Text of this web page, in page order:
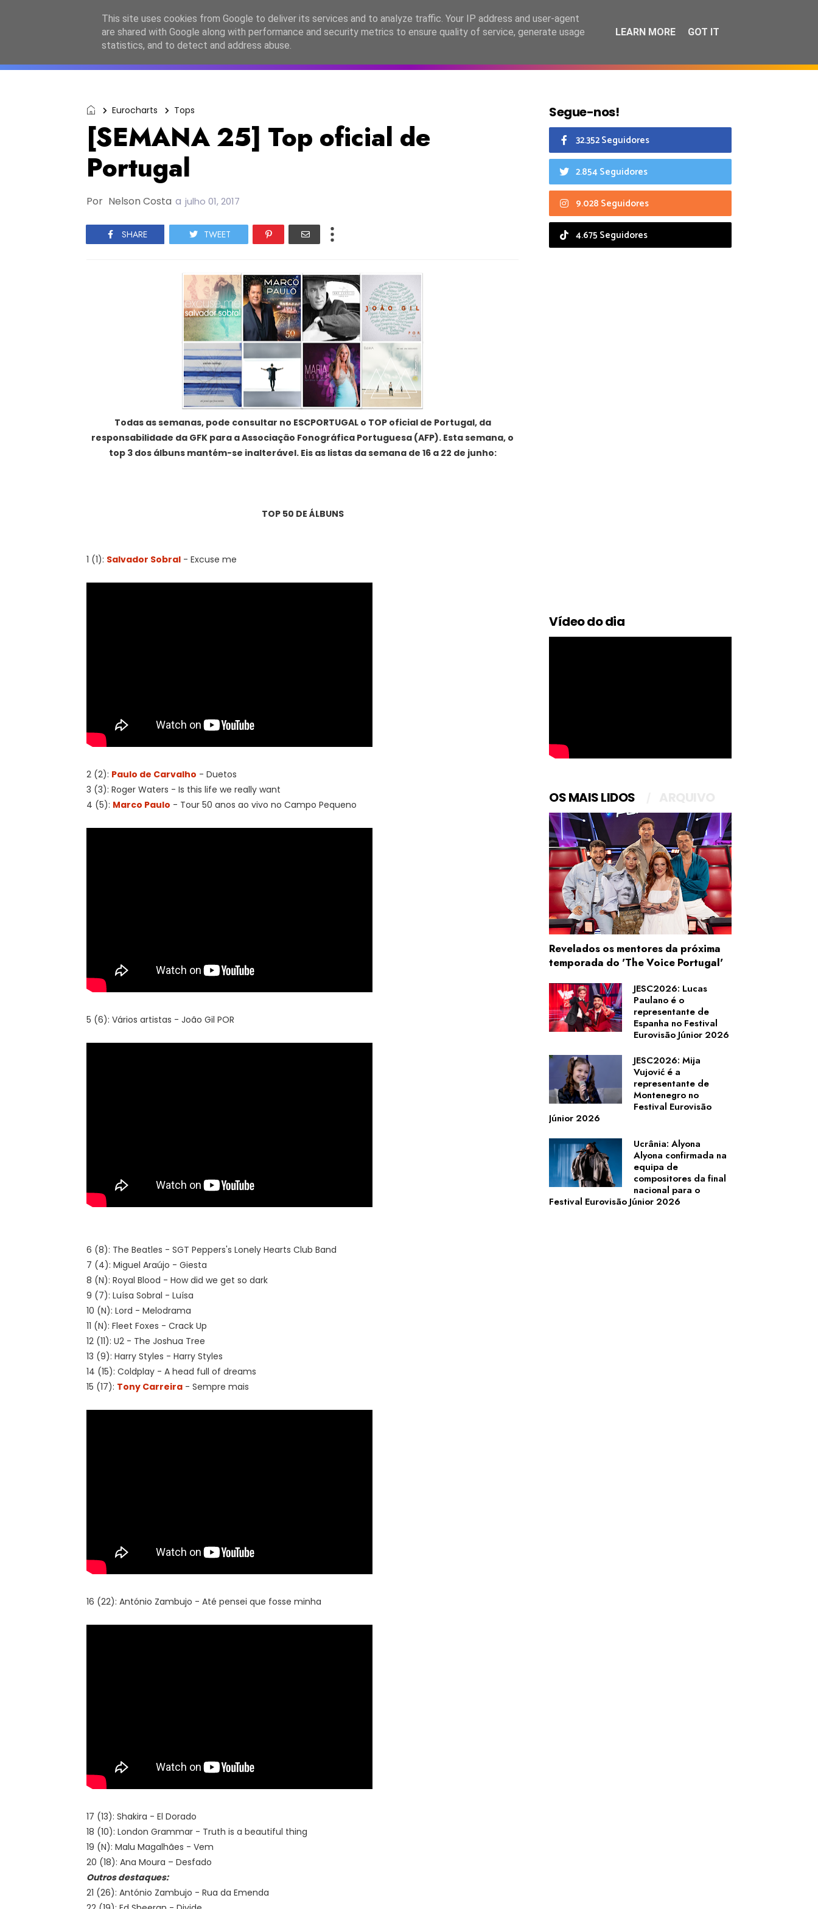
ESC2027 JESC2026 FC2026 EASC2026 PORTUGAL LANÇAMENTOS ESPECIAIS CALENDÁRIO
Eurocharts Tops
[SEMANA 25] Top oficial de
Portugal
Por Nelson Costa a julho 01, 2017
SHARE TWEET
Todas as semanas, pode consultar no ESCPORTUGAL o TOP oficial de Portugal, da
responsabilidade da GFK para a Associação Fonográfica Portuguesa (AFP). Esta semana, o
top 3 dos álbuns mantém-se inalterável. Eis as listas da semana de 16 a 22 de junho:
TOP 50 DE ÁLBUNS
1 (1): Salvador Sobral - Excuse me
2 (2): Paulo de Carvalho - Duetos
3 (3): Roger Waters - Is this life we really want
4 (5): Marco Paulo - Tour 50 anos ao vivo no Campo Pequeno
5 (6): Vários artistas - João Gil POR
6 (8): The Beatles - SGT Peppers's Lonely Hearts Club Band
7 (4): Miguel Araújo - Giesta
8 (N): Royal Blood - How did we get so dark
9 (7): Luísa Sobral - Luísa
10 (N): Lord - Melodrama
11 (N): Fleet Foxes - Crack Up
12 (11): U2 - The Joshua Tree
13 (9): Harry Styles - Harry Styles
14 (15): Coldplay - A head full of dreams
15 (17): Tony Carreira - Sempre mais
16 (22): António Zambujo - Até pensei que fosse minha
17 (13): Shakira - El Dorado
18 (10): London Grammar - Truth is a beautiful thing
19 (N): Malu Magalhães - Vem
20 (18): Ana Moura – Desfado
Outros destaques:
21 (26): António Zambujo - Rua da Emenda
Segue-nos!
32.352 Seguidores
2.854 Seguidores
9.028 Seguidores
4.675 Seguidores
Vídeo do dia
OS MAIS LIDOS
Revelados os mentores da próxima
temporada do 'The Voice Portugal'
JESC2026: Lucas
Paulano é o
representante de
Espanha no Festival
Eurovisão Júnior 2026
JESC2026: Mija
Vujović é a
representante de
Montenegro no
Festival Eurovisão
Júnior 2026
Ucrânia: Alyona
Alyona confirmada na
equipa de
compositores da final
nacional para o
Festival Eurovisão Júnior 2026
This site uses cookies from Google to deliver its services and to analyze traffic. Your IP address and user-agent
are shared with Google along with performance and security metrics to ensure quality of service, generate usage
statistics, and to detect and address abuse.
LEARN MORE GOT IT